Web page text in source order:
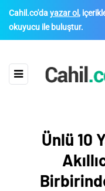
Cahil.co'dayazar ol,
okuyucu ile buluştur.
Ünlü 10